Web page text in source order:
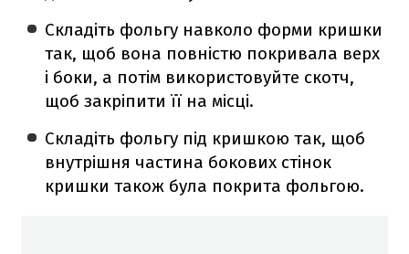
Складіть фольгу навколо форми кришки
так, щоб вона повністю покривала верх
і боки, а потім використовуйте скотч,
щоб закріпити її на місці.
Складіть фольгу під кришкою так, щоб
внутрішня частина бокових стінок
кришки також була покрита фольгою.